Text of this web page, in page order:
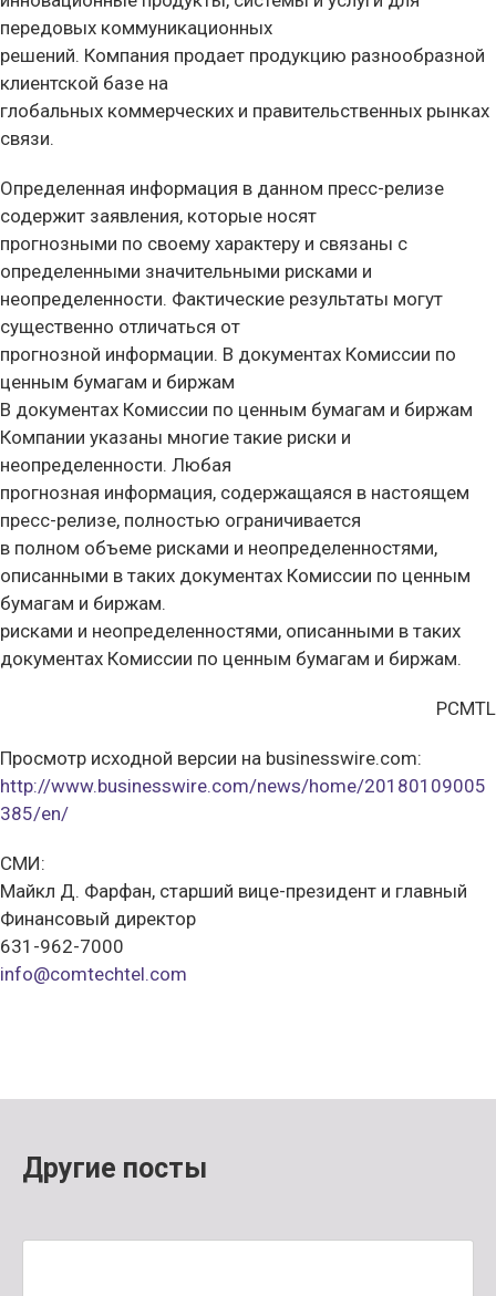
передовых коммуникационных
решений. Компания продает продукцию разнообразной
клиентской базе на
глобальных коммерческих и правительственных рынках
связи.
Определенная информация в данном пресс-релизе
содержит заявления, которые носят
прогнозными по своему характеру и связаны с
определенными значительными рисками и
неопределенности. Фактические результаты могут
существенно отличаться от
прогнозной информации. В документах Комиссии по
ценным бумагам и биржам
В документах Комиссии по ценным бумагам и биржам
Компании указаны многие такие риски и
неопределенности. Любая
прогнозная информация, содержащаяся в настоящем
пресс-релизе, полностью ограничивается
в полном объеме рисками и неопределенностями,
описанными в таких документах Комиссии по ценным
бумагам и биржам.
рисками и неопределенностями, описанными в таких
документах Комиссии по ценным бумагам и биржам.
PCMTL
Просмотр исходной версии на businesswire.com:
http://www.businesswire.com/news/home/20180109005
385/en/
СМИ:
Майкл Д. Фарфан, старший вице-президент и главный
Финансовый директор
631-962-7000
info@comtechtel.com
Другие посты